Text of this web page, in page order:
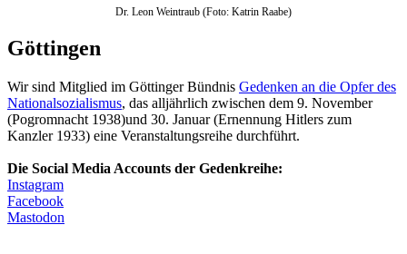
Dr. Leon Weintraub (Foto: Katrin Raabe)
Göttingen
Wir sind Mitglied im Göttinger Bündnis Gedenken an die Opfer des
National­sozialismus, das alljährlich zwischen dem 9. November
(Pogrom­nacht 1938)und 30. Januar (Ernennung Hitlers zum
Kanzler 1933) eine Ver­anstaltungs­reihe durchführt.
Die Social Media Accounts der Gedenkreihe:
Instagram
Facebook
Mastodon